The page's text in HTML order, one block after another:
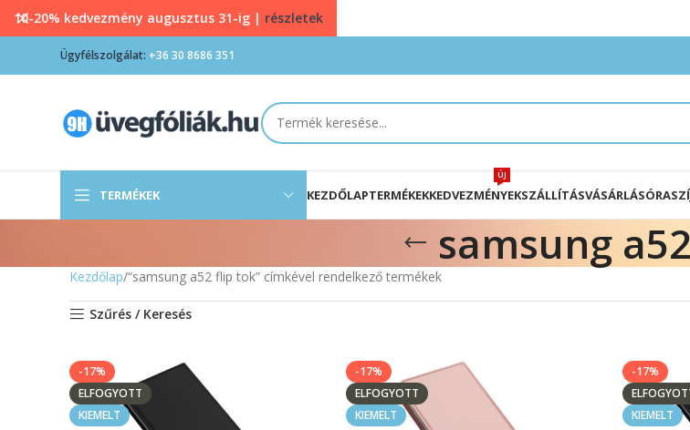
Ügyfélszolgálat: +36 30 8686 351
TERMÉKEK KEZDŐLAPTERMÉKEKKEDVEZMÉNYEK
ÚJ
SZÁLLÍTÁSVÁSÁRLÁS
samsung
Kezdőlap “samsung a52 flip tok” címkével rendelkező termékek
Szűrés / Keresés
-17%
ELFOGYOTT
KIEMELT
-17%
ELFOGYOTT
KIEMELT
-17%
KIEMELT
10-20% kedvezmény augusztus 31-ig | részletek